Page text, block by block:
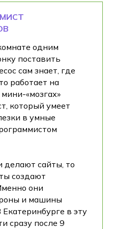
одним
поставить
сам знает, где
работает на
«мозгах»
который умеет
в умные
делают сайты, то
создают
они
и машины
в эту
сразу после 9